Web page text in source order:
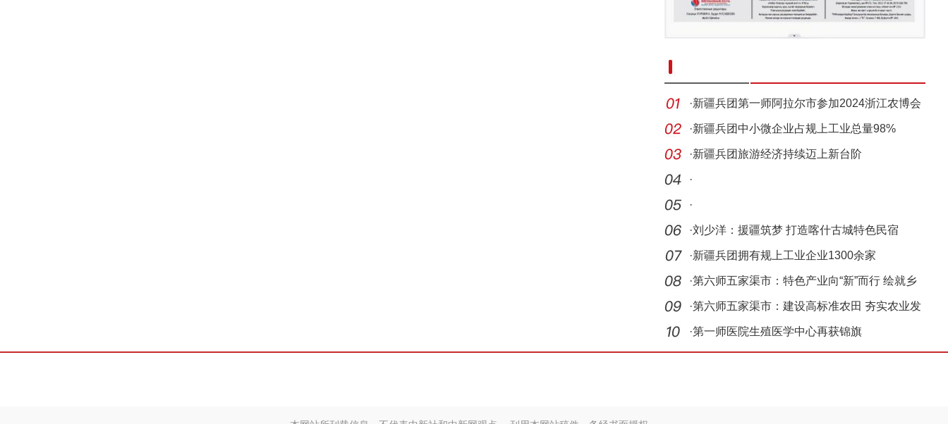
·新疆兵团第一师阿拉尔市参加2024浙江农博会
成绩喜
·新疆兵团中小微企业占规上工业总量98%
·新疆兵团旅游经济持续迈上新台阶
·
·
·刘少洋：援疆筑梦 打造喀什古城特色民宿
·新疆兵团拥有规上工业企业1300余家
·第六师五家渠市：特色产业向“新”而行 绘就乡
村振
·第六师五家渠市：建设高标准农田 夯实农业发
展“耕
·第一师医院生殖医学中心再获锦旗